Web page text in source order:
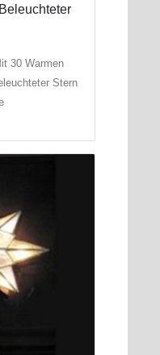
30 Warmen
Stern